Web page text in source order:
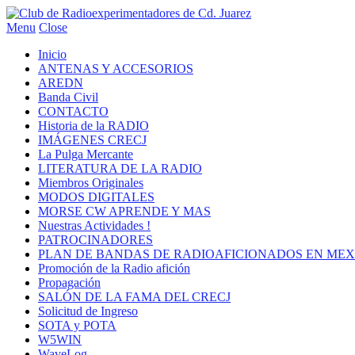
Menu Close
Inicio
ANTENAS Y ACCESORIOS
AREDN
Banda Civil
CONTACTO
Historia de la RADIO
IMÁGENES CRECJ
La Pulga Mercante
LITERATURA DE LA RADIO
Miembros Originales
MODOS DIGITALES
MORSE CW APRENDE Y MAS
Nuestras Actividades !
PATROCINADORES
PLAN DE BANDAS DE RADIOAFICIONADOS EN
Promoción de la Radio afición
Propagación
SALÓN DE LA FAMA DEL CRECJ
Solicitud de Ingreso
SOTA y POTA
W5WIN